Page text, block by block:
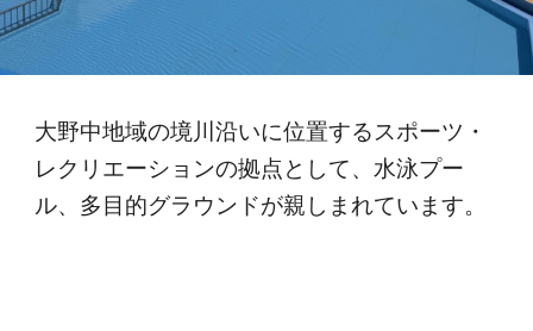
大野中地域の境川沿いに位置するスポーツ・
レクリエーションの拠点として、水泳プー
ル、多目的グラウンドが親しまれています。